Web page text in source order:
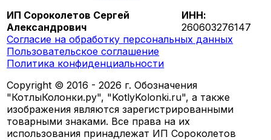
ИП Сороколетов Сергей
Александрович
ИНН:
260603276147
Согласие на обработку персональных данных
Пользовательское соглашение
Политика конфиденциальности
Copyright © 2016 - 2026 г. Обозначения
"КотлыКолонки.ру", "KotlyKolonki.ru", а также
изображения являются зарегистрированными
товарными знаками. Все права на их
использования принадлежат ИП Сороколетов